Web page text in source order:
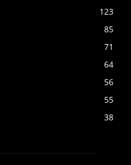
123
85
71
64
56
55
38